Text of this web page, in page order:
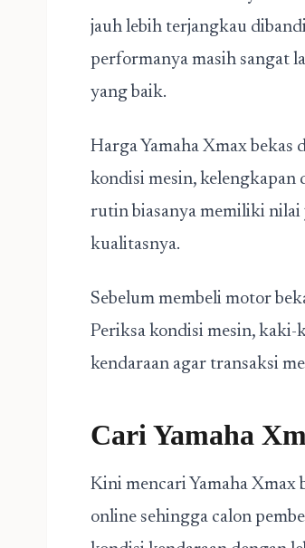
jauh lebih terjangkau
performanya masih sangat
yang baik.
Harga Yamaha Xmax
kondisi mesin, kelengkapan
rutin biasanya memiliki
kualitasnya.
Sebelum membeli motor
Periksa kondisi mesin,
kendaraan agar transaksi
Cari Yamaha
Kini mencari Yamaha Xmax
online sehingga calon